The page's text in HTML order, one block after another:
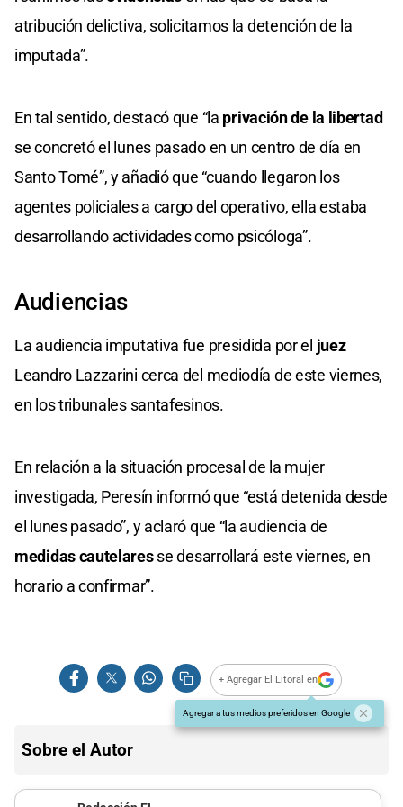
atribución delictiva, solicitamos la detención de la
imputada”.
En tal sentido, destacó que “la privación de la libertad
se concretó el lunes pasado en un centro de día en
Santo Tomé”, y añadió que “cuando llegaron los
agentes policiales a cargo del operativo, ella estaba
desarrollando actividades como psicóloga”.
Audiencias
La audiencia imputativa fue presidida por el juez
Leandro Lazzarini cerca del mediodía de este viernes,
en los tribunales santafesinos.
En relación a la situación procesal de la mujer
investigada, Peresín informó que “está detenida desde
el lunes pasado”, y aclaró que “la audiencia de
medidas cautelaresse desarrollará este viernes, en
horario a confirmar”.
+ Agregar El Litoral en
Agregar a tus medios preferidos en Google
Sobre el Autor